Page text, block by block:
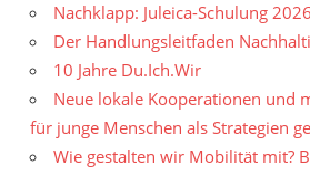
Nachklapp: Juleica-Schulung 2026
Der Handlungsleitfaden
10 Jahre Du.Ich.Wir
Neue lokale Kooperationen und
für junge Menschen als Strategien
Wie gestalten wir Mobilität mit?